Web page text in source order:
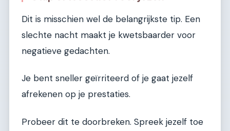
Dit is misschien wel de belangrijkste tip. Een
slechte nacht maakt je kwetsbaarder voor
negatieve gedachten.
Je bent sneller geïrriteerd of je gaat jezelf
afrekenen op je prestaties.
Probeer dit te doorbreken. Spreek jezelf toe